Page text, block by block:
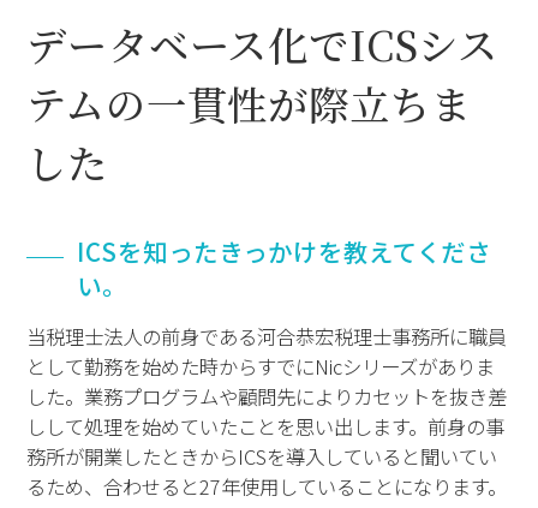
データベース化でICSシス
テムの一貫性が際立ちま
した
ICSを知ったきっかけを教えてくださ
い。
当税理士法人の前身である河合恭宏税理士事務所に職員
として勤務を始めた時からすでにNicシリーズがありま
した。業務プログラムや顧問先によりカセットを抜き差
しして処理を始めていたことを思い出します。前身の事
務所が開業したときからICSを導入していると聞いてい
るため、合わせると27年使用していることになります。